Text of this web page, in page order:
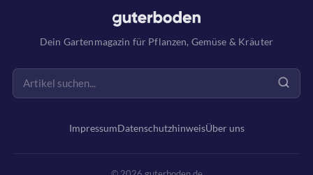
Dein Gartenmagazin für Pflanzen, Gemüse & Kräuter
ImpressumDatenschutzhinweisÜber uns